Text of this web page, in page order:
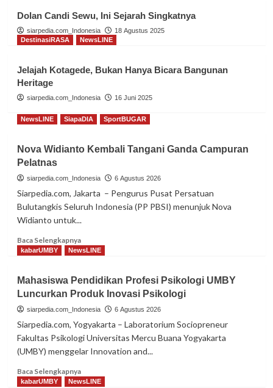
2
Tingkatkan Kompetensi Mahasiswa,
Manajemen UMBY Gelar Workshop
Digital Marketing
3
Perkuat Jiwa Psychosociopreneur,
Psikologi UMBY Gelar ICW Part 4
4
kabarUMBY NewsLINE
5
kabarUMBY NewsLINE ProBISNIS
Kerja Sama
Dolan Candi Sewu, Ini Sejarah Singkatnya
siarpedia.com_Indonesia
18 Agustus 2025
DestinasiRASA
NewsLINE
Jelajah Kotagede, Bukan Hanya Bicara Bangunan
Heritage
siarpedia.com_Indonesia 16 Juni 2025
NewsLINE SiapaDIA SportBUGAR
Nova Widianto Kembali Tangani Ganda Campuran
Pelatnas
siarpedia.com_Indonesia 6 Agustus 2026
Siarpedia.com, Jakarta – Pengurus Pusat Persatuan
Bulutangkis Seluruh Indonesia (PP PBSI) menunjuk Nova
Widianto untuk...
Baca SelengkapnyaRead
more
Widianto
Kembali
Tangani
Ganda
Campuran
Pelatnas
kabarUMBY NewsLINE
Mahasiswa Pendidikan Profesi Psikologi UMBY
Luncurkan Produk Inovasi Psikologi
siarpedia.com_Indonesia 6 Agustus 2026
Siarpedia.com, Yogyakarta – Laboratorium Sociopreneur
Fakultas Psikologi Universitas Mercu Buana Yogyakarta
(UMBY) menggelar Innovation and...
Baca SelengkapnyaRead
more
kabarUMBY NewsLINE